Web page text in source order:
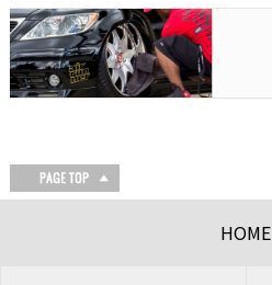
HOME